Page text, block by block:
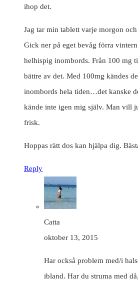
ihop det.
Jag tar min tablett varje morgon
Gick ner på eget bevåg förra
helhispig inombords. Från 100 mg
bättre av det. Med 100mg kändes
inombords hela tiden…det kanske
kände inte igen mig själv. Man vill
frisk.
Hoppas rätt dos kan hjälpa dig.
Reply
Catta
oktober 13, 2015
Har också problem med/i
ibland. Har du struma med